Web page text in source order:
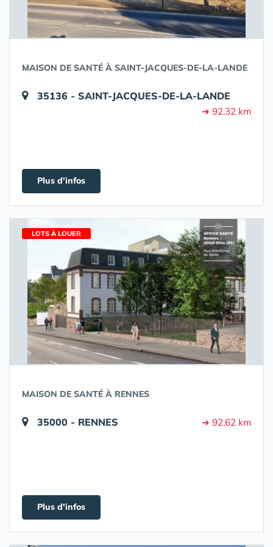
MAISON DE SANTÉ À SAINT-JACQUES-DE-LA-LANDE
35136 - SAINT-JACQUES-DE-LA-LANDE
➔ 92.32 km
Plus d'infos
LOTS À LOUER
MAISON DE SANTÉ À RENNES
35000 - RENNES ➔ 92.62 km
Plus d'infos